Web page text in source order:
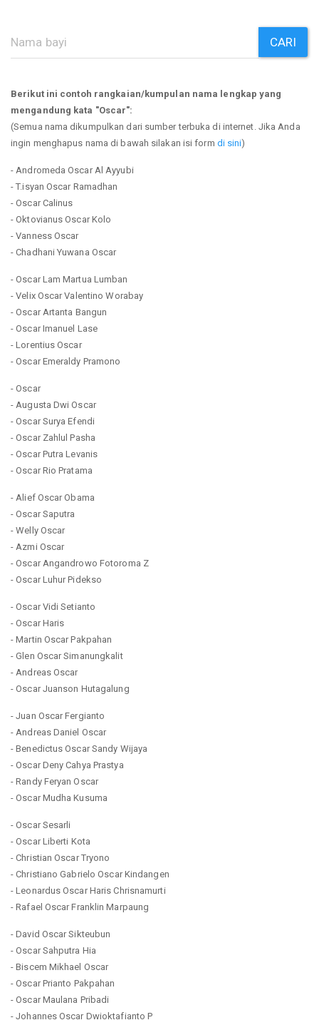
CARI
Berikut ini contoh rangkaian/kumpulan nama lengkap yang
mengandung kata "Oscar":
(Semua nama dikumpulkan dari sumber terbuka di internet. Jika Anda
ingin menghapus nama di bawah silakan isi form di sini)
- Andromeda Oscar Al Ayyubi
- T.isyan Oscar Ramadhan
- Oscar Calinus
- Oktovianus Oscar Kolo
- Vanness Oscar
- Chadhani Yuwana Oscar
- Oscar Lam Martua Lumban
- Velix Oscar Valentino Worabay
- Oscar Artanta Bangun
- Oscar Imanuel Lase
- Lorentius Oscar
- Oscar Emeraldy Pramono
- Oscar
- Augusta Dwi Oscar
- Oscar Surya Efendi
- Oscar Zahlul Pasha
- Oscar Putra Levanis
- Oscar Rio Pratama
- Alief Oscar Obama
- Oscar Saputra
- Welly Oscar
- Azmi Oscar
- Oscar Angandrowo Fotoroma Z
- Oscar Luhur Pidekso
- Oscar Vidi Setianto
- Oscar Haris
- Martin Oscar Pakpahan
- Glen Oscar Simanungkalit
- Andreas Oscar
- Oscar Juanson Hutagalung
- Juan Oscar Fergianto
- Andreas Daniel Oscar
- Benedictus Oscar Sandy Wijaya
- Oscar Deny Cahya Prastya
- Randy Feryan Oscar
- Oscar Mudha Kusuma
- Oscar Sesarli
- Oscar Liberti Kota
- Christian Oscar Tryono
- Christiano Gabrielo Oscar Kindangen
- Leonardus Oscar Haris Chrisnamurti
- Rafael Oscar Franklin Marpaung
- David Oscar Sikteubun
- Oscar Sahputra Hia
- Biscem Mikhael Oscar
- Oscar Prianto Pakpahan
- Oscar Maulana Pribadi
- Johannes Oscar Dwioktafianto P